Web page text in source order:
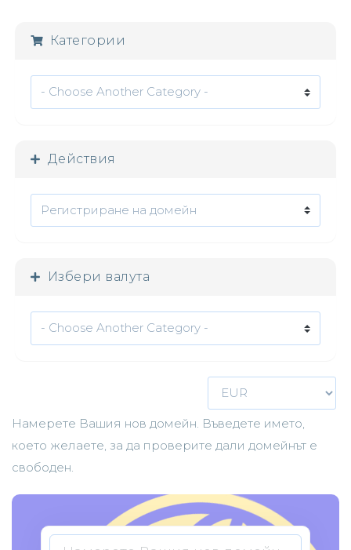
Категории
Действия
Избери валута
Намерете Вашия нов домейн. Въведете името,
което желаете, за да проверите дали домейнът е
свободен.